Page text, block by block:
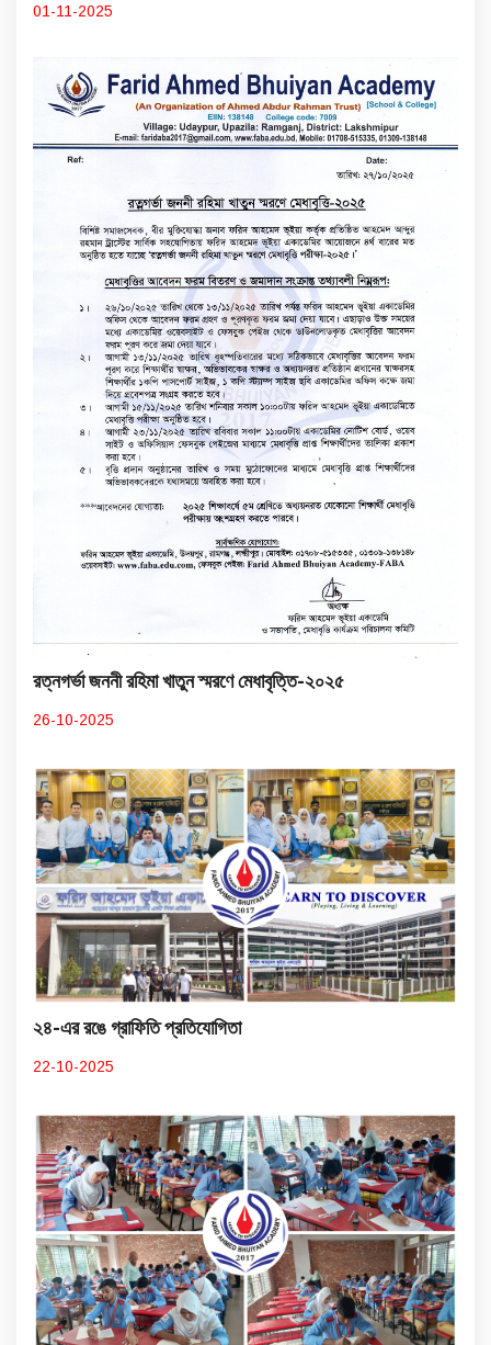
01-11-2025
রত্নগর্ভা জননী রহিমা খাতুন স্মরণে মেধাবৃত্তি-২০২৫
26-10-2025
২৪-এর রঙে গ্রাফিতি প্রতিযোগিতা
22-10-2025